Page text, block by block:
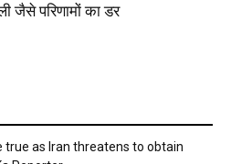
जैसे परिणामों का डर
true as Iran threatens to obtain